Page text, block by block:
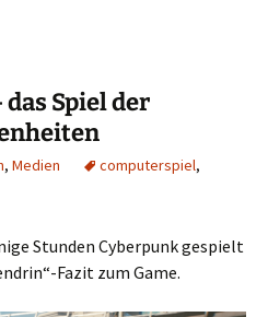
Spiel der
, Medien computerspiel,
Stunden Cyberpunk gespielt
Fazit zum Game.